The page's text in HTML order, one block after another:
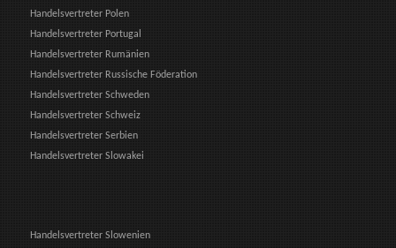
Handelsvertreter Polen
Handelsvertreter Portugal
Handelsvertreter Rumänien
Handelsvertreter Russische Föderation
Handelsvertreter Schweden
Handelsvertreter Schweiz
Handelsvertreter Serbien
Handelsvertreter Slowakei
Handelsvertreter Slowenien